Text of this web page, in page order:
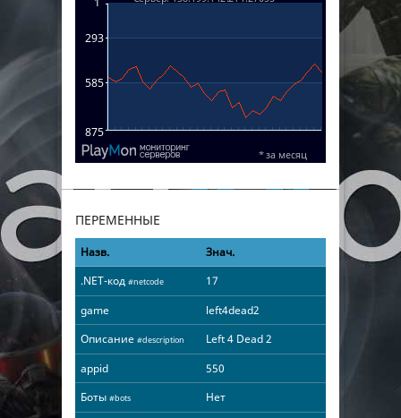
ПЕРЕМЕННЫЕ
Назв.
Знач.
.NET-код #netcode
17
game
left4dead2
Описание #description
Left 4 Dead 2
appid
550
Боты #bots
Нет